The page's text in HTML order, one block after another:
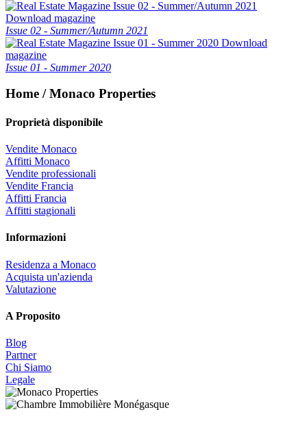
Download magazine
Issue 02 - Summer/Autumn 2021
Download
magazine
Issue 01 - Summer 2020
Home / Monaco Properties
Proprietà disponibile
Vendite Monaco
Affitti Monaco
Vendite professionali
Vendite Francia
Affitti Francia
Affitti stagionali
Informazioni
Residenza a Monaco
Acquista un'azienda
Valutazione
A Proposito
Blog
Partner
Chi Siamo
Legale